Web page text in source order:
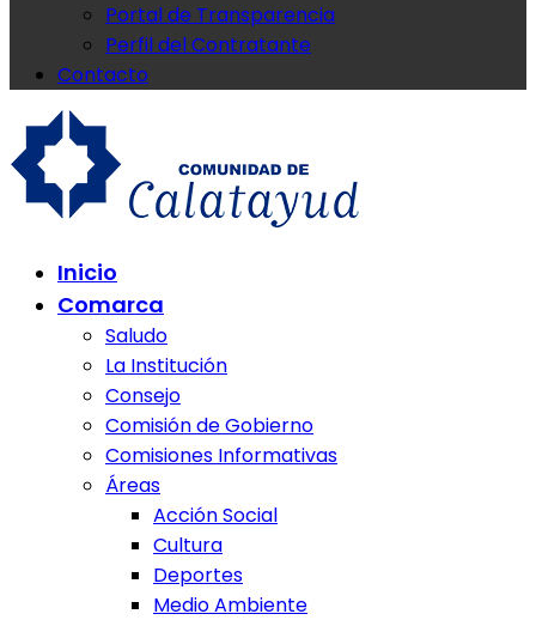
Portal de Transparencia
Perfil del Contratante
Contacto
Comunidad de Calatayud
Comunidad de Calatayud
Inicio
Comarca
Saludo
La Institución
Consejo
Comisión de Gobierno
Comisiones Informativas
Áreas
Acción Social
Cultura
Deportes
Medio Ambiente